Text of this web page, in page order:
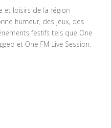
et loisirs de la région
humeur, des jeux, des
festifs tels que One
et One FM Live Session.